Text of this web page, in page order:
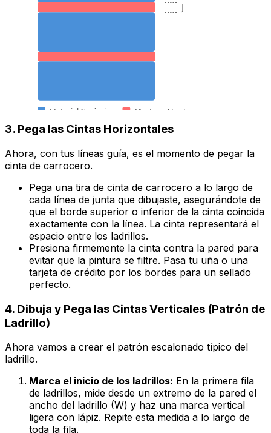
J
Material Cerámico Mortero / Junta
3. Pega las Cintas Horizontales
Ahora, con tus líneas guía, es el momento de pegar la
cinta de carrocero.
Pega una tira de cinta de carrocero a lo largo de
cada línea de junta que dibujaste, asegurándote de
que el borde superior o inferior de la cinta coincida
exactamente con la línea. La cinta representará el
espacio entre los ladrillos.
Presiona firmemente la cinta contra la pared para
evitar que la pintura se filtre. Pasa tu uña o una
tarjeta de crédito por los bordes para un sellado
perfecto.
4. Dibuja y Pega las Cintas Verticales (Patrón de
Ladrillo)
Ahora vamos a crear el patrón escalonado típico del
ladrillo.
Marca el inicio de los ladrillos: En la primera fila
de ladrillos, mide desde un extremo de la pared el
ancho del ladrillo (W) y haz una marca vertical
ligera con lápiz. Repite esta medida a lo largo de
toda la fila.